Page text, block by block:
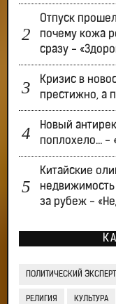
Отпуск
почему кожа
сразу -
Кризис в
престижно, а
Новый
поплохело… -
Китайские
за рубеж -
ПОЛИТИЧЕСКИЙ ЭКСПЕРТ
РЕЛИГИЯ КУЛЬТУРА